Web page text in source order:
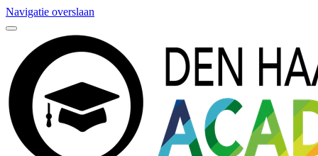
Navigatie overslaan